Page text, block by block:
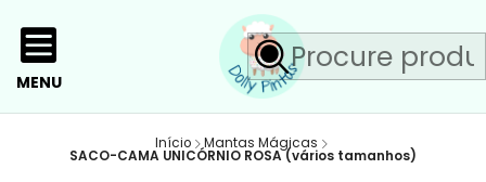
MENU
Início Mantas Mágicas
SACO-CAMA UNICÓRNIO ROSA (vários tamanhos)